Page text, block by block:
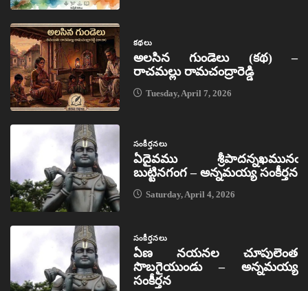
కథలు
అలసిన గుండెలు (కథ) –
రాచమల్లు రామచంద్రారెడ్డి
Tuesday, April 7, 2026
సంకీర్తనలు
ఏదైవము శ్రీపాదన్నఖమునఁ
బుట్టినగంగ – అన్నమయ్య సంకీర్తన
Saturday, April 4, 2026
సంకీర్తనలు
ఏణ నయనల చూపులెంత
సొబగైయుండు – అన్నమయ్య
సంకీర్తన